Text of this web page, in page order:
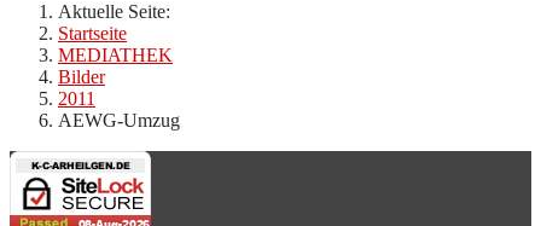
Aktuelle Seite:
Startseite
MEDIATHEK
Bilder
2011
AEWG-Umzug